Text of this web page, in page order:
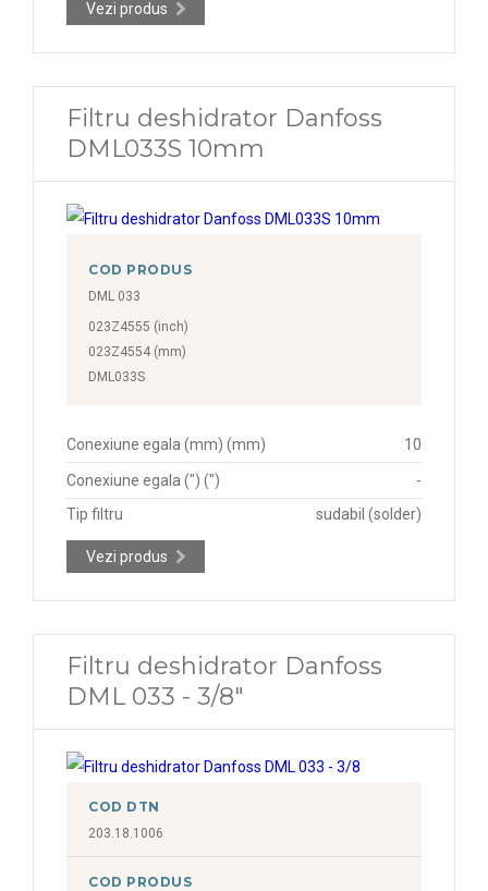
Vezi produs
Filtru deshidrator Danfoss
DML033S 10mm
COD PRODUS
DML 033
023Z4555 (inch)
023Z4554 (mm)
DML033S
Conexiune egala (mm) (mm) 10
Conexiune egala (") (")
-
Tip filtru
sudabil (solder)
Vezi produs
Filtru deshidrator Danfoss
DML 033 - 3/8"
COD DTN
203.18.1006
COD PRODUS